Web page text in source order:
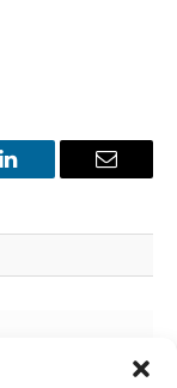
LinkedIn Email